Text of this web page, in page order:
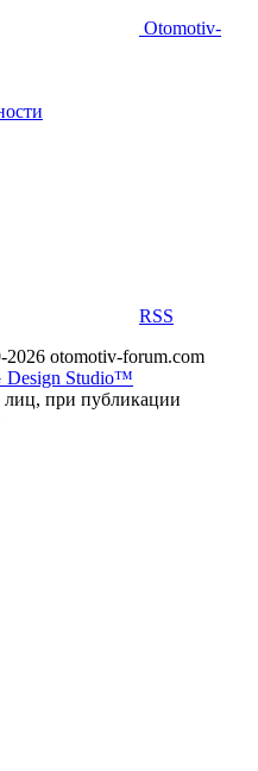
Otomotiv-
RSS
otomotiv-forum.com
Design Studio™
лиц, при публикации